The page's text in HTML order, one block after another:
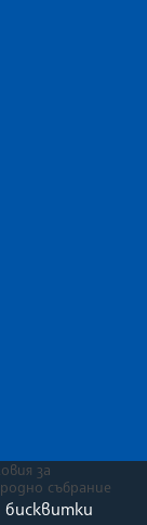
за
събрание
бисквитки